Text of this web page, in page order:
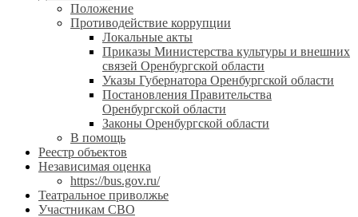
Положение
Противодействие коррупции
Локальные акты
Приказы Министерства культуры и внешних
связей Оренбургской области
Указы Губернатора Оренбургской области
Постановления Правительства
Оренбургской области
Законы Оренбургской области
В помощь
Реестр объектов
Независимая оценка
https://bus.gov.ru/
Театральное приволжье
Участникам СВО